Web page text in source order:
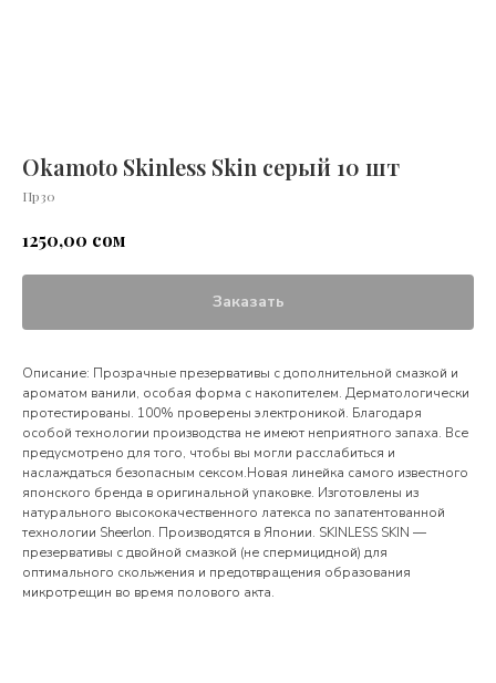
Okamoto Skinless Skin серый 10 шт
Пр30
1250,00 сом
Заказать
Описание: Прозрачные презервативы с дополнительной смазкой и
ароматом ванили, особая форма с накопителем. Дерматологически
протестированы. 100% проверены электроникой. Благодаря
особой технологии производства не имеют неприятного запаха. Все
предусмотрено для того, чтобы вы могли расслабиться и
наслаждаться безопасным сексом.Новая линейка самого известного
японского бренда в оригинальной упаковке. Изготовлены из
натурального высококачественного латекса по запатентованной
технологии Sheerlon. Производятся в Японии. SKINLESS SKIN —
презервативы с двойной смазкой (не спермицидной) для
оптимального скольжения и предотвращения образования
микротрещин во время полового акта.